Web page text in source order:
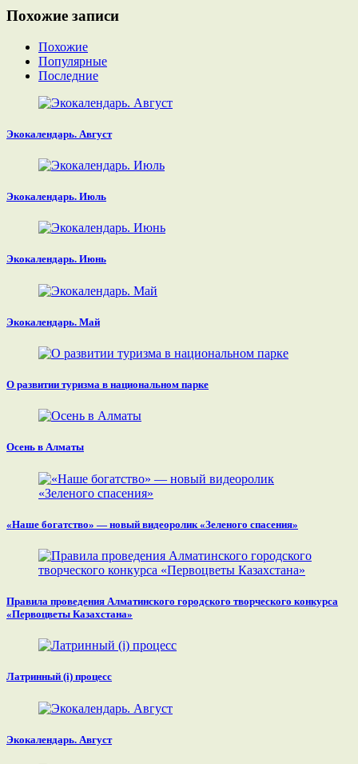
Похожие записи
Похожие
Популярные
Последние
Экокалендарь. Август
Экокалендарь. Июль
Экокалендарь. Июнь
Экокалендарь. Май
О развитии туризма в национальном парке
Осень в Алматы
«Наше богатство» — новый видеоролик «Зеленого спасения»
Правила проведения Алматинского городского творческого конкурса
«Первоцветы Казахстана»
Латринный (i) процесс
Экокалендарь. Август